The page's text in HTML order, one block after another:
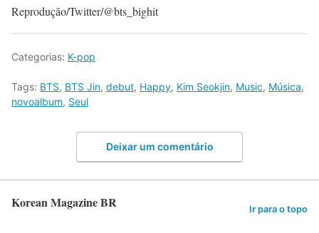
Reprodução/Twitter/@bts_bighit
Categorias: K-pop
Tags: BTS, BTS Jin, debut, Happy, Kim Seokjin, Music, Música,
novoalbum, Seul
Deixar um comentário
Korean Magazine BR Ir para o topo